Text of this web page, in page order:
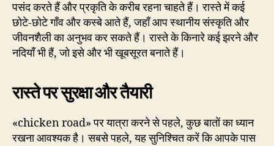
पसंद करते हैं और प्रकृति के करीब रहना चाहते हैं। रास्ते में कई
छोटे-छोटे गाँव और कस्बे आते हैं, जहाँ आप स्थानीय संस्कृति और
जीवनशैली का अनुभव कर सकते हैं। रास्ते के किनारे कई झरने और
नदियाँ भी हैं, जो इसे और भी खूबसूरत बनाते हैं।
रास्ते पर सुरक्षा और तैयारी
«chicken road» पर यात्रा करने से पहले, कुछ बातों का ध्यान
रखना आवश्यक है। सबसे पहले, यह सुनिश्चित करें कि आपके पास